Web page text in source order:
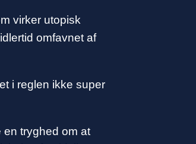
virker utopisk
omfavnet af
i reglen ikke super
tryghed om at